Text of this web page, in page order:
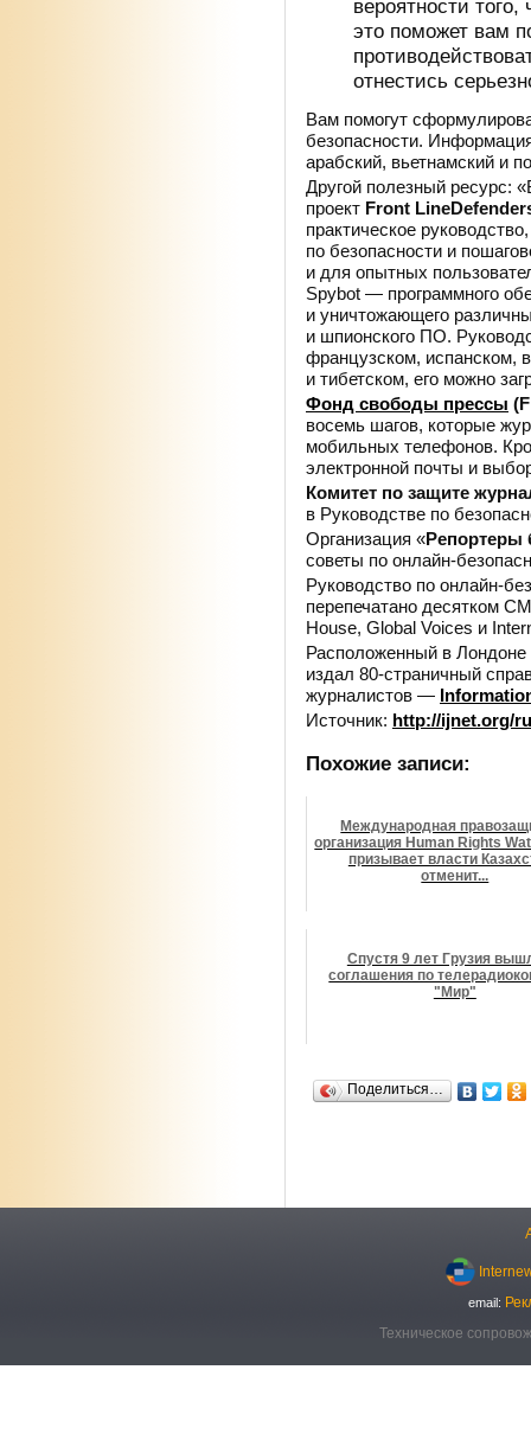
вероятности
это поможет вам
отнестись
Вам помогут
безопасности.
арабский, вьетнамский и
Другой полезный ресурс:
проект Front
практическое
по безопасности и
и для опытных
Spybot — программного
и уничтожающего
и шпионского ПО.
французском, испанском,
и тибетском, его можно
Фонд свободы прессы
восемь шагов, которые
мобильных телефонов.
электронной почты и
Комитет по защите
в Руководстве по
Организация «Репортеры
советы по онлайн-
Руководство по онлайн-
перепечатано десятком
House, Global Voices и
Расположенный в Лондоне
издал 80-страничный
журналистов —
Источник: http://ijnet.org/
Похожие записи:
Международная
организация Human Rights
призывает власти
отменит...
Спустя 9 лет Грузия
соглашения по
"Мир"
Поделиться…
email:
Техническое